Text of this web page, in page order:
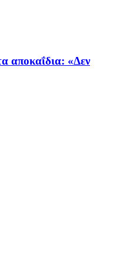
αποκαΐδια: «Δεν